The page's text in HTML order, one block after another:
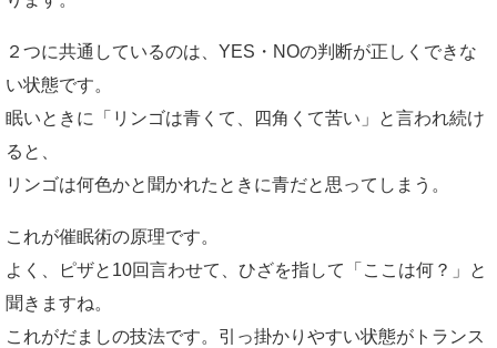
２つに共通しているのは、YES・NOの判断が正しくできな
い状態です。
眠いときに「リンゴは青くて、四角くて苦い」と言われ続け
ると、
リンゴは何色かと聞かれたときに青だと思ってしまう。
これが催眠術の原理です。
よく、ピザと10回言わせて、ひざを指して「ここは何？」と
聞きますね。
これがだましの技法です。引っ掛かりやすい状態がトランス